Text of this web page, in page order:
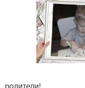
Осенние
родители!